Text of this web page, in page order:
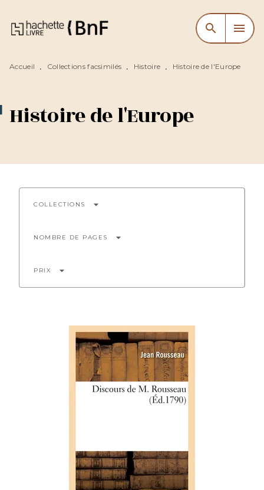
MENU RECHERCHE
CONTENU
search menu
Accueil • Collections facsimilés • Histoire • Histoire de l'Europe
Histoire de l'Europe
COLLECTIONS arrow_drop_down
NOMBRE DE PAGES arrow_drop_down
PRIX arrow_drop_down